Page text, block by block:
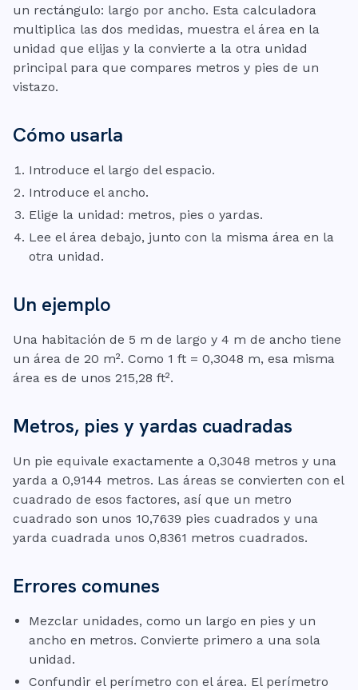
un rectángulo: largo por ancho. Esta calculadora
multiplica las dos medidas, muestra el área en la
unidad que elijas y la convierte a la otra unidad
principal para que compares metros y pies de un
vistazo.
Cómo usarla
Introduce el largo del espacio.
Introduce el ancho.
Elige la unidad: metros, pies o yardas.
Lee el área debajo, junto con la misma área en la
otra unidad.
Un ejemplo
Una habitación de 5 m de largo y 4 m de ancho tiene
un área de 20 m². Como 1 ft = 0,3048 m, esa misma
área es de unos 215,28 ft².
Metros, pies y yardas cuadradas
Un pie equivale exactamente a 0,3048 metros y una
yarda a 0,9144 metros. Las áreas se convierten con el
cuadrado de esos factores, así que un metro
cuadrado son unos 10,7639 pies cuadrados y una
yarda cuadrada unos 0,8361 metros cuadrados.
Errores comunes
Mezclar unidades, como un largo en pies y un
ancho en metros. Convierte primero a una sola
unidad.
Confundir el perímetro con el área. El perímetro